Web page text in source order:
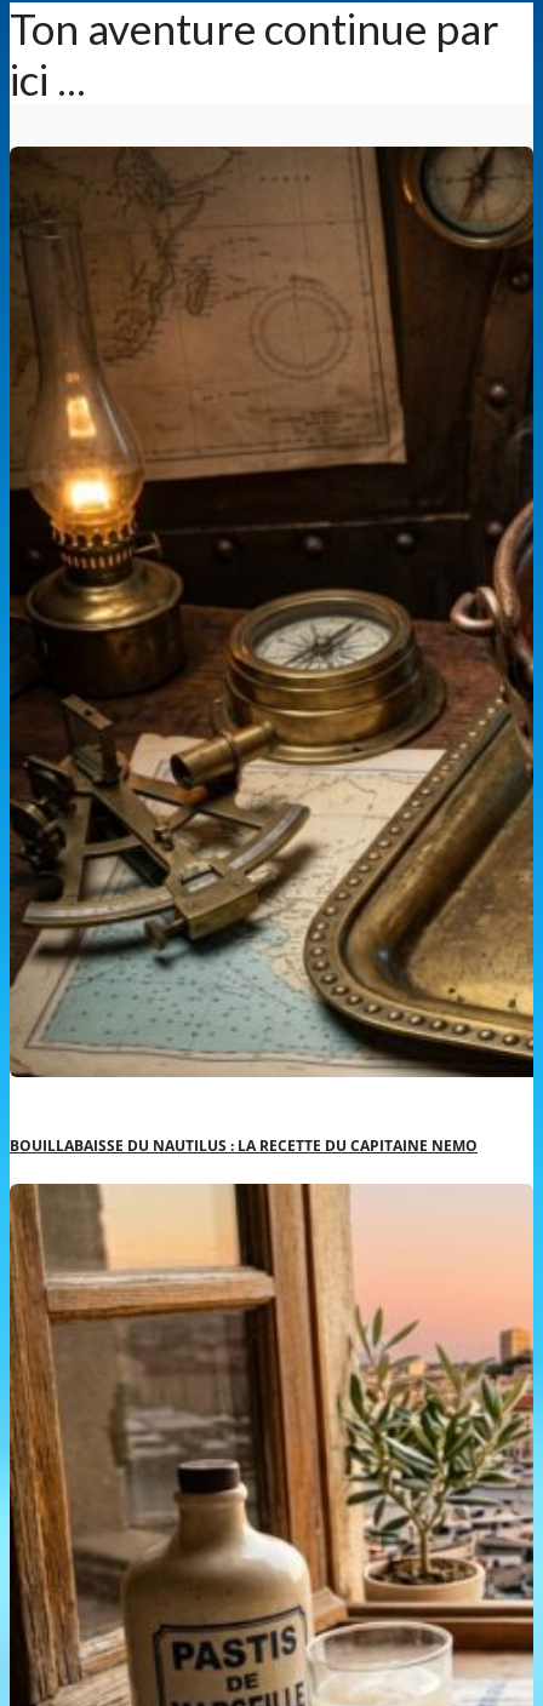
Ton aventure continue par
ici ...
BOUILLABAISSE DU NAUTILUS : LA RECETTE DU CAPITAINE NEMO